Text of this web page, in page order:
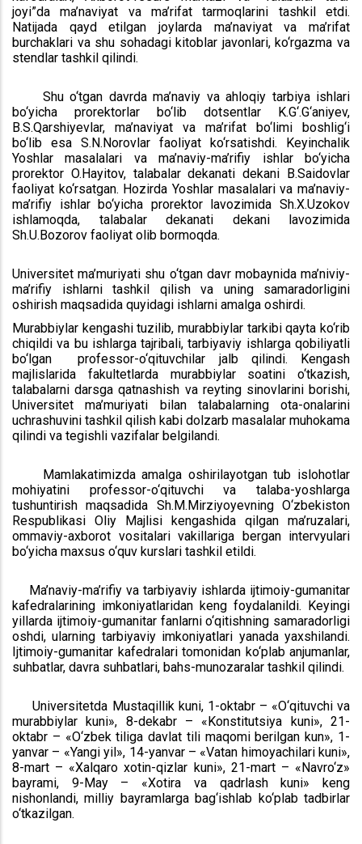
joyi”da ma’naviyat va ma’rifat tarmoqlarini tashkil etdi.
Natijada qayd etilgan joylarda ma’naviyat va ma’rifat
burchaklari va shu sohadagi kitoblar javonlari, ko‘rgazma va
stendlar tashkil qilindi.
Shu o‘tgan davrda ma’naviy va ahloqiy tarbiya ishlari
bo‘yicha prorektorlar bo‘lib dotsentlar K.G‘.G‘aniyev,
B.S.Qarshiyevlar, ma’naviyat va ma’rifat bo‘limi boshlig‘i
bo‘lib esa S.N.Norovlar faoliyat ko‘rsatishdi. Keyinchalik
Yoshlar masalalari va ma’naviy-ma’rifiy ishlar bo‘yicha
prorektor O.Hayitov, talabalar dekanati dekani B.Saidovlar
faoliyat ko‘rsatgan. Hozirda Yoshlar masalalari va ma’naviy-
ma’rifiy ishlar bo‘yicha prorektor lavozimida Sh.X.Uzokov
ishlamoqda, talabalar dekanati dekani lavozimida
Sh.U.Bozorov faoliyat olib bormoqda.
Universitet ma’muriyati shu o‘tgan davr mobaynida ma’niviy-
ma’rifiy ishlarni tashkil qilish va uning samaradorligini
oshirish maqsadida quyidagi ishlarni amalga oshirdi.
Murabbiylar kengashi tuzilib, murabbiylar tarkibi qayta ko‘rib
chiqildi va bu ishlarga tajribali, tarbiyaviy ishlarga qobiliyatli
bo‘lgan professor-o‘qituvchilar jalb qilindi. Kengash
majlislarida fakultetlarda murabbiylar soatini o‘tkazish,
talabalarni darsga qatnashish va reyting sinovlarini borishi,
Universitet ma’muriyati bilan talabalarning ota-onalarini
uchrashuvini tashkil qilish kabi dolzarb masalalar muhokama
qilindi va tegishli vazifalar belgilandi.
Mamlakatimizda amalga oshirilayotgan tub islohotlar
mohiyatini professor-o‘qituvchi va talaba-yoshlarga
tushuntirish maqsadida Sh.M.Mirziyoyevning O‘zbekiston
Respublikasi Oliy Majlisi kengashida qilgan ma’ruzalari,
ommaviy-axborot vositalari vakillariga bergan intervyulari
bo‘yicha maxsus o‘quv kurslari tashkil etildi.
Ma’naviy-ma’rifiy va tarbiyaviy ishlarda ijtimoiy-gumanitar
kafedralarining imkoniyatlaridan keng foydalanildi. Keyingi
yillarda ijtimoiy-gumanitar fanlarni o‘qitishning samaradorligi
oshdi, ularning tarbiyaviy imkoniyatlari yanada yaxshilandi.
Ijtimoiy-gumanitar kafedralari tomonidan ko‘plab anjumanlar,
suhbatlar, davra suhbatlari, bahs-munozaralar tashkil qilindi.
Universitetda Mustaqillik kuni, 1-oktabr – «O‘qituvchi va
murabbiylar kuni», 8-dekabr – «Konstitutsiya kuni», 21-
oktabr – «O‘zbek tiliga davlat tili maqomi berilgan kun», 1-
yanvar – «Yangi yil», 14-yanvar – «Vatan himoyachilari kuni»,
8-mart – «Xalqaro xotin-qizlar kuni», 21-mart – «Navro‘z»
bayrami, 9-May – «Xotira va qadrlash kuni» keng
nishonlandi, milliy bayramlarga bag‘ishlab ko‘plab tadbirlar
o‘tkazilgan.